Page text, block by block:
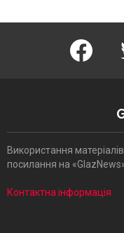
facebook
Використання
посилання на
Контактна інформація